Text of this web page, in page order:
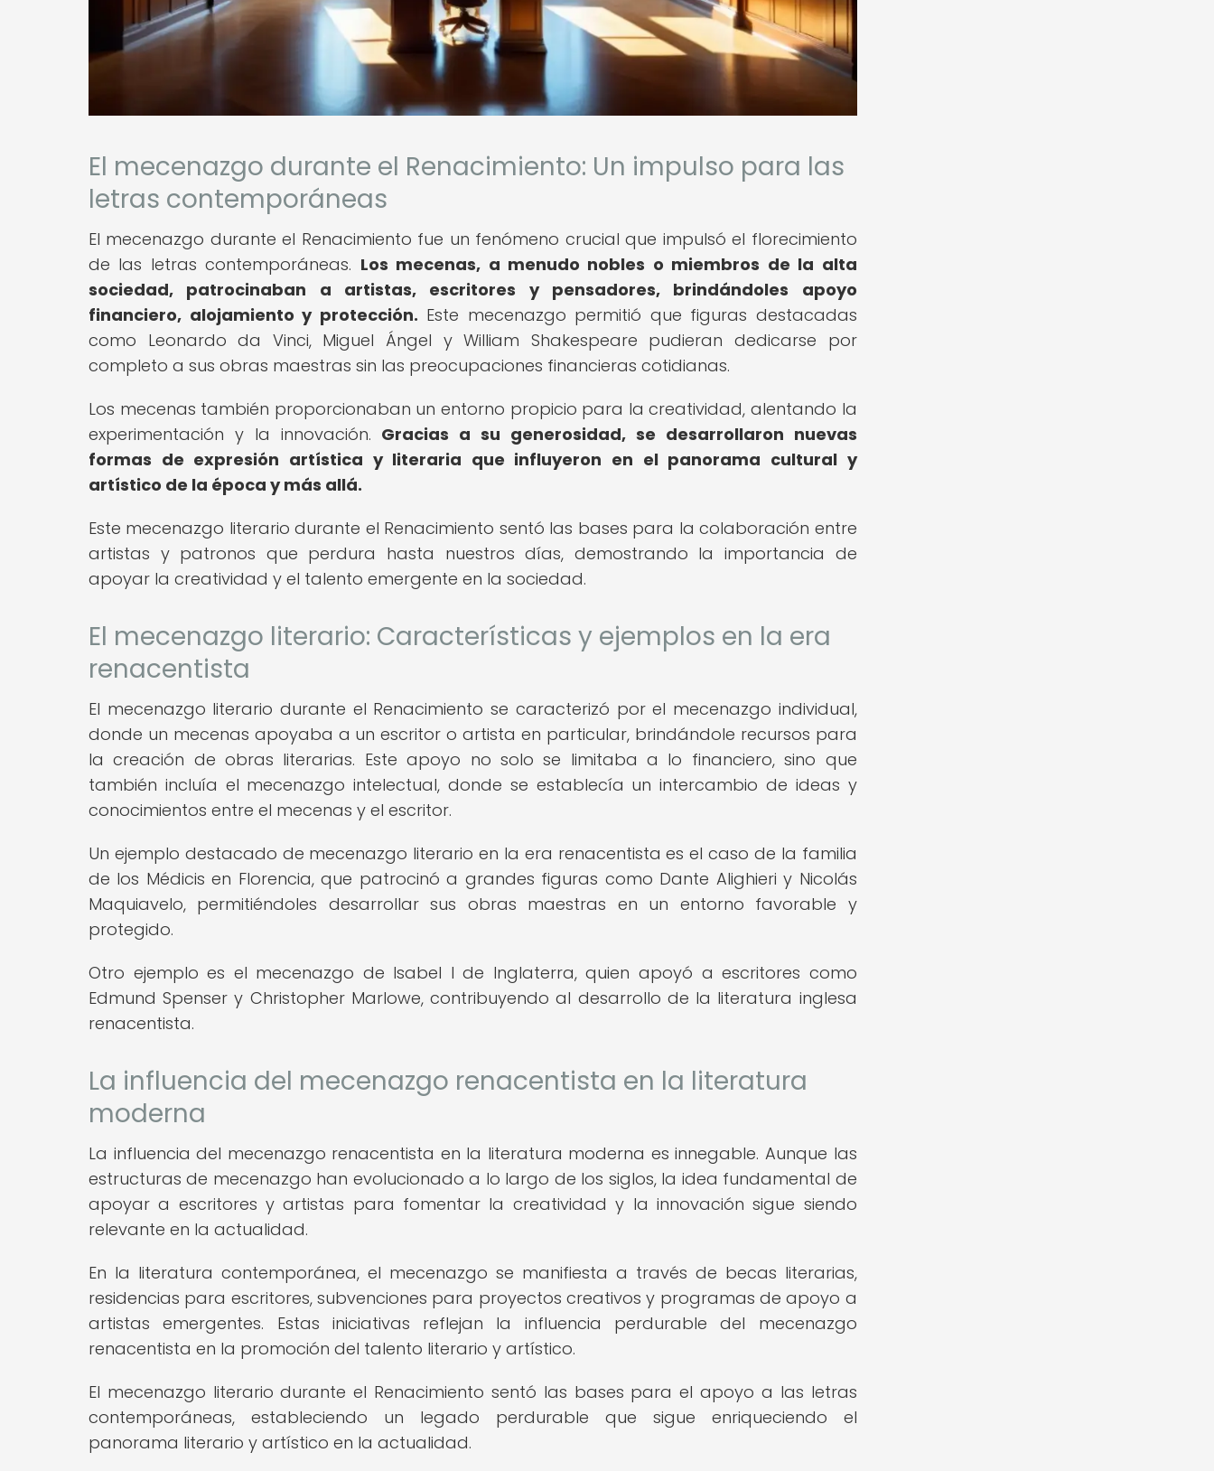
El mecenazgo durante el Renacimiento: Un impulso para las
letras contemporáneas
El mecenazgo durante el Renacimiento fue un fenómeno crucial que impulsó el florecimiento
de las letras contemporáneas. Los mecenas, a menudo nobles o miembros de la alta
sociedad, patrocinaban a artistas, escritores y pensadores, brindándoles apoyo
financiero, alojamiento y protección. Este mecenazgo permitió que figuras destacadas
como Leonardo da Vinci, Miguel Ángel y William Shakespeare pudieran dedicarse por
completo a sus obras maestras sin las preocupaciones financieras cotidianas.
Los mecenas también proporcionaban un entorno propicio para la creatividad, alentando la
experimentación y la innovación. Gracias a su generosidad, se desarrollaron nuevas
formas de expresión artística y literaria que influyeron en el panorama cultural y
artístico de la época y más allá.
Este mecenazgo literario durante el Renacimiento sentó las bases para la colaboración entre
artistas y patronos que perdura hasta nuestros días, demostrando la importancia de
apoyar la creatividad y el talento emergente en la sociedad.
El mecenazgo literario: Características y ejemplos en la era
renacentista
El mecenazgo literario durante el Renacimiento se caracterizó por el mecenazgo individual,
donde un mecenas apoyaba a un escritor o artista en particular, brindándole recursos para
la creación de obras literarias. Este apoyo no solo se limitaba a lo financiero, sino que
también incluía el mecenazgo intelectual, donde se establecía un intercambio de ideas y
conocimientos entre el mecenas y el escritor.
Un ejemplo destacado de mecenazgo literario en la era renacentista es el caso de la familia
de los Médicis en Florencia, que patrocinó a grandes figuras como Dante Alighieri y Nicolás
Maquiavelo, permitiéndoles desarrollar sus obras maestras en un entorno favorable y
protegido.
Otro ejemplo es el mecenazgo de Isabel I de Inglaterra, quien apoyó a escritores como
Edmund Spenser y Christopher Marlowe, contribuyendo al desarrollo de la literatura inglesa
renacentista.
La influencia del mecenazgo renacentista en la literatura
moderna
La influencia del mecenazgo renacentista en la literatura moderna es innegable. Aunque las
estructuras de mecenazgo han evolucionado a lo largo de los siglos, la idea fundamental de
apoyar a escritores y artistas para fomentar la creatividad y la innovación sigue siendo
relevante en la actualidad.
En la literatura contemporánea, el mecenazgo se manifiesta a través de becas literarias,
residencias para escritores, subvenciones para proyectos creativos y programas de apoyo a
artistas emergentes. Estas iniciativas reflejan la influencia perdurable del mecenazgo
renacentista en la promoción del talento literario y artístico.
El mecenazgo literario durante el Renacimiento sentó las bases para el apoyo a las letras
contemporáneas, estableciendo un legado perdurable que sigue enriqueciendo el
panorama literario y artístico en la actualidad.